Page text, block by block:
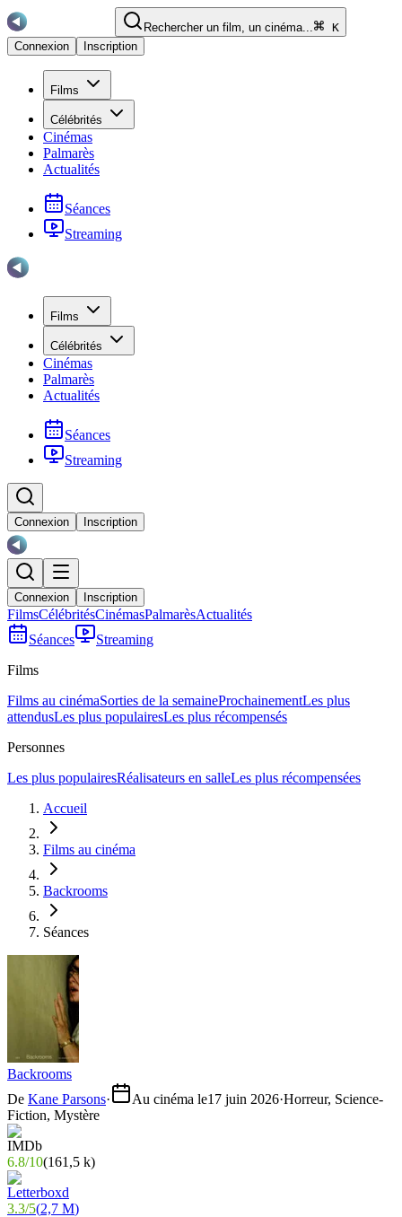
Rechercher un film, un cinéma...
K
Connexion
Inscription
Films
Célébrités
Cinémas
Palmarès
Actualités
Séances
Streaming
Films
Célébrités
Cinémas
Palmarès
Actualités
Séances
Streaming
Connexion Inscription
Connexion Inscription
FilmsCélébritésCinémasPalmarèsActualités
Séances
Streaming
Films
Films au cinémaSorties de la semaineProchainementLes plus
attendusLes plus populairesLes plus récompensés
Personnes
Les plus populairesRéalisateurs en salleLes plus récompensées
Accueil
Films au cinéma
Backrooms
Séances
Backrooms
De Kane Parsons· Au cinéma le17 juin 2026·Horreur, Science-
Fiction, Mystère
6.8/10(161,5 k)
3.3/5(2,7 M)